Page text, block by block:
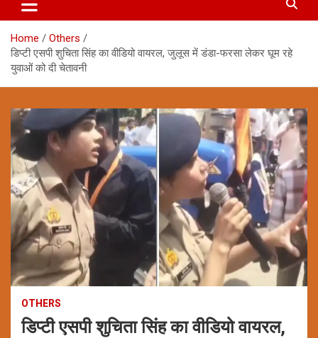
Home
Others
डिप्टी एसपी शुचिता सिंह का वीडियो वायरल, जुलूस में डंडा-फरसा लेकर घूम रहे
युवाओं को दी चेतावनी
OTHERS
डिप्टी एसपी शुचिता सिंह का वीडियो वायरल,